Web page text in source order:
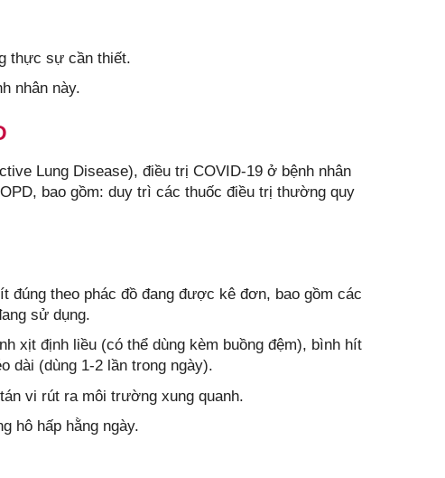
thực sự cần thiết.
nhân này.
Lung Disease), điều trị COVID-19 ở bệnh nhân
bao gồm: duy trì các thuốc điều trị thường quy
đúng theo phác đồ đang được kê đơn, bao gồm các
sử dụng.
xịt định liều (có thể dùng kèm buồng đệm), bình hít
dài (dùng 1-2 lần trong ngày).
vi rút ra môi trường xung quanh.
hô hấp hằng ngày.